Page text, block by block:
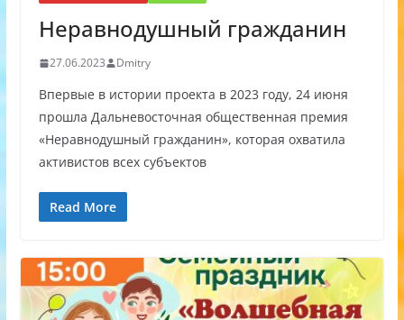
Неравнодушный гражданин
27.06.2023 Dmitry
Впервые в истории проекта в 2023 году, 24 июня
прошла Дальневосточная общественная премия
«Неравнодушный гражданин», которая охватила
активистов всех субъектов
Read More